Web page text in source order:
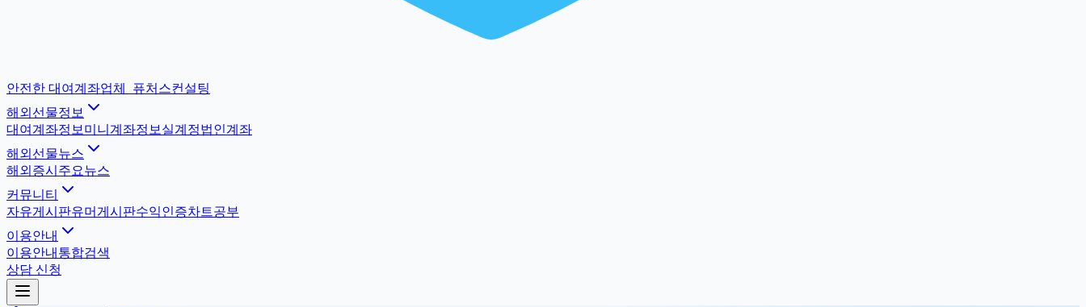
안전한 대여계좌업체
퓨처스컨설팅
해외선물정보
대여계좌정보 미니계좌정보 실계정법인계좌
해외선물뉴스
해외증시 주요뉴스
커뮤니티
자유게시판유머게시판수익인증차트공부
이용안내
이용안내 통합검색
상담 신청